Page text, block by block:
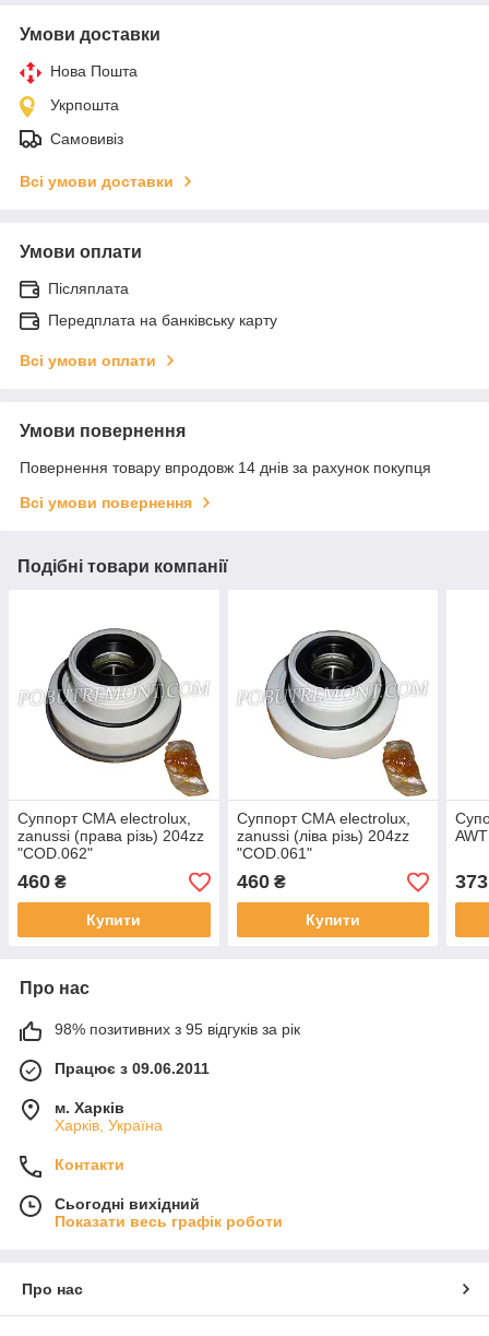
Умови доставки
Нова Пошта
Укрпошта
Самовивіз
Всі умови доставки
Умови оплати
Післяплата
Передплата на банківську карту
Всі умови оплати
Умови повернення
Повернення товару впродовж 14 днів за рахунок покупця
Всі умови повернення
Подібні товари компанії
Суппорт СМА electrolux,
zanussi (права різь) 204zz
"COD.062"
460 ₴
Купити
Суппорт СМА electrolux,
zanussi (ліва різь) 204zz
"COD.061"
460₴
Купити
373
Про нас
98% позитивних з 95 відгуків за рік
Працює з 09.06.2011
м. Харків
Харків, Україна
Контакти
Сьогодні вихідний
Показати весь графік роботи
Про нас